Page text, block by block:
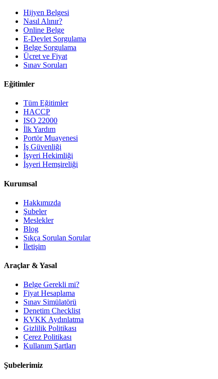
Hijyen Belgesi
Nasıl Alınır?
Online Belge
E-Devlet Sorgulama
Belge Sorgulama
Ücret ve Fiyat
Sınav Soruları
Eğitimler
Tüm Eğitimler
HACCP
ISO 22000
İlk Yardım
Portör Muayenesi
İş Güvenliği
İşyeri Hekimliği
İşyeri Hemşireliği
Kurumsal
Hakkımızda
Şubeler
Meslekler
Blog
Sıkça Sorulan Sorular
İletişim
Araçlar & Yasal
Belge Gerekli mi?
Fiyat Hesaplama
Sınav Simülatörü
Denetim Checklist
KVKK Aydınlatma
Gizlilik Politikası
Çerez Politikası
Kullanım Şartları
Şubelerimiz